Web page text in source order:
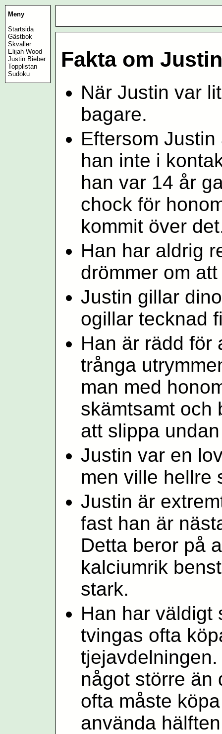
Meny
Startsida
Gästbok
Skvaller
Elijah Wood
Justin Bieber
Topplistan
Sudoku
Fakta om
När Justin var
bagare.
Eftersom
han inte i
han var 14 år
chock för
kommit över
Han har aldrig
drömmer om
Justin gillar
ogillar tecknad
Han är rädd för
trånga
man med
skämtsamt och
att slippa
Justin var en
men ville hellre
Justin är
fast han är
Detta beror på
kalciumrik
stark.
Han har
tvingas ofta
något större än
ofta måste
använda